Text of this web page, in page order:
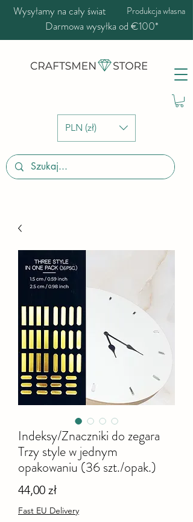
PLN (zł)
Wysyłamy na cały świat Produkcja własna
Darmowa wysyłka od €100*
Indeksy/Znaczniki do zegara
Trzy style w jednym
opakowaniu (36 szt./opak.)
44,00 złCena
Fast EU Delivery